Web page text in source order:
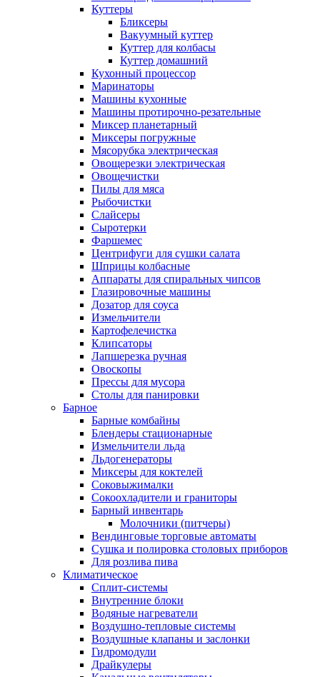
Куттеры
Бликсеры
Вакуумный куттер
Куттер для колбасы
Куттер домашний
Кухонный процессор
Маринаторы
Машины кухонные
Машины протирочно-резательные
Миксер планетарный
Миксеры погружные
Мясорубка электрическая
Овощерезки электрическая
Овощечистки
Пилы для мяса
Рыбочистки
Слайсеры
Сыротерки
Фаршемес
Центрифуги для сушки салата
Шприцы колбасные
Аппараты для спиральных чипсов
Глазировочные машины
Дозатор для соуса
Измельчители
Картофелечистка
Клипсаторы
Лапшерезка ручная
Овоскопы
Прессы для мусора
Столы для панировки
Барное
Барные комбайны
Блендеры стационарные
Измельчители льда
Льдогенераторы
Миксеры для коктелей
Соковыжималки
Сокоохладители и граниторы
Барный инвентарь
Молочники (питчеры)
Вендинговые торговые автоматы
Сушка и полировка столовых приборов
Для розлива пива
Климатическое
Сплит-системы
Внутренние блоки
Водяные нагреватели
Воздушно-тепловые системы
Воздушные клапаны и заслонки
Гидромодули
Драйкулеры